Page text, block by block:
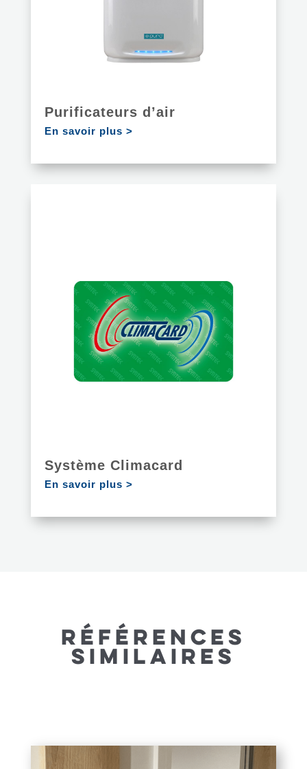
Purificateurs d’air
En savoir plus >
Système Climacard
En savoir plus >
RÉFÉRENCES
SIMILAIRES